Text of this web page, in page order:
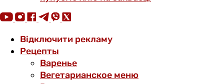
Відключити рекламу
Рецепты
Варенье
Вегетарианское меню